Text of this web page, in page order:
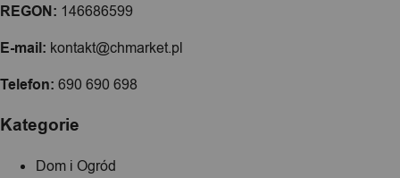
REGON: 146686599
E-mail: kontakt@chmarket.pl
Telefon: 690 690 698
Kategorie
Dom i Ogród